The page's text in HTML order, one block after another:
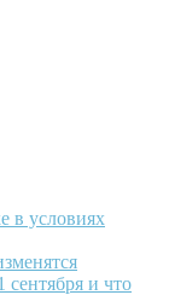
в условиях
и что